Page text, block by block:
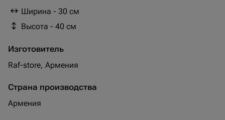
Ширина - 30 см
Высота - 40 см
Изготовитель
Raf-store, Армения
Страна производства
Армения